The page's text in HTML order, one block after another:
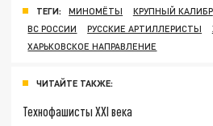
ТЕГИ: МИНОМЁТЫ КРУПНЫЙ КАЛИБР
ВС РОССИИ
РУССКИЕ АРТИЛЛЕРИСТЫ
ХАРЬКОВСКОЕ НАПРАВЛЕНИЕ
ЧИТАЙТЕ ТАКЖЕ:
Технофашисты XXI века